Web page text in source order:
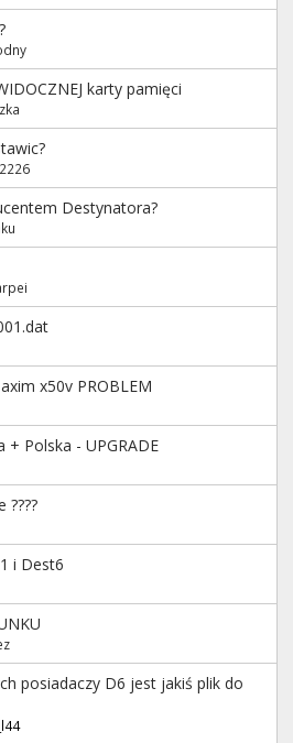
karty pamięci
Destynatora?
x50v PROBLEM
Polska - UPGRADE
i Dest6
posiadaczy D6 jest jakiś plik do